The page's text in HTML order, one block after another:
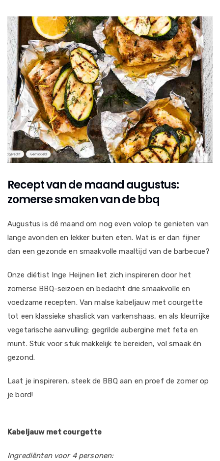
Recept van de maand augustus:
zomerse smaken van de bbq
Augustus is dé maand om nog even volop te genieten van
lange avonden en lekker buiten eten. Wat is er dan fijner
dan een gezonde en smaakvolle maaltijd van de barbecue?
Onze diëtist Inge Heijnen liet zich inspireren door het
zomerse BBQ-seizoen en bedacht drie smaakvolle en
voedzame recepten. Van malse kabeljauw met courgette
tot een klassieke shaslick van varkenshaas, en als kleurrijke
vegetarische aanvulling: gegrilde aubergine met feta en
munt. Stuk voor stuk makkelijk te bereiden, vol smaak én
gezond.
Laat je inspireren, steek de BBQ aan en proef de zomer op
je bord!
Kabeljauw met courgette
Ingrediënten voor 4 personen: